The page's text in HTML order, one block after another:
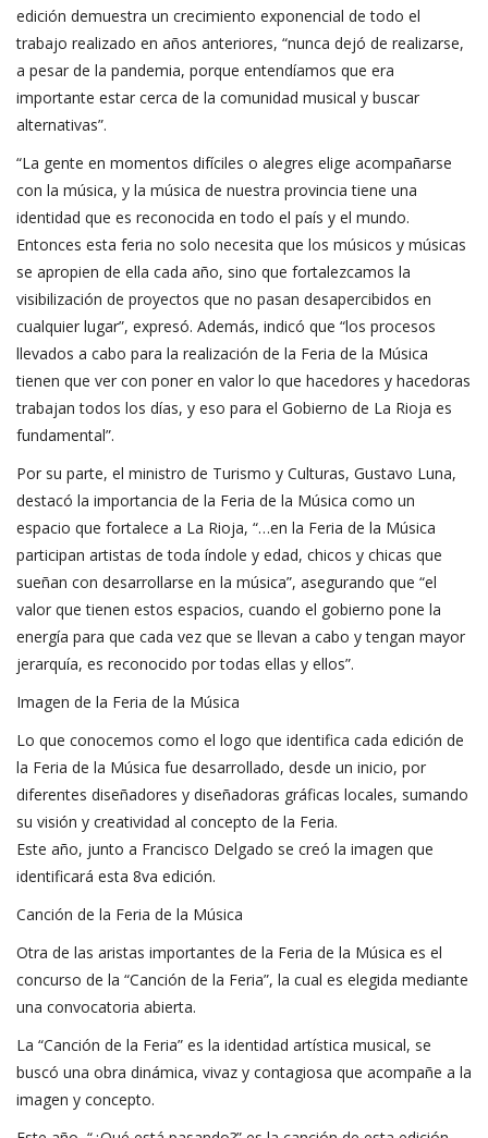
edición demuestra un crecimiento exponencial de todo el
trabajo realizado en años anteriores, “nunca dejó de realizarse,
a pesar de la pandemia, porque entendíamos que era
importante estar cerca de la comunidad musical y buscar
alternativas”.
“La gente en momentos difíciles o alegres elige acompañarse
con la música, y la música de nuestra provincia tiene una
identidad que es reconocida en todo el país y el mundo.
Entonces esta feria no solo necesita que los músicos y músicas
se apropien de ella cada año, sino que fortalezcamos la
visibilización de proyectos que no pasan desapercibidos en
cualquier lugar”, expresó. Además, indicó que “los procesos
llevados a cabo para la realización de la Feria de la Música
tienen que ver con poner en valor lo que hacedores y hacedoras
trabajan todos los días, y eso para el Gobierno de La Rioja es
fundamental”.
Por su parte, el ministro de Turismo y Culturas, Gustavo Luna,
destacó la importancia de la Feria de la Música como un
espacio que fortalece a La Rioja, “…en la Feria de la Música
participan artistas de toda índole y edad, chicos y chicas que
sueñan con desarrollarse en la música”, asegurando que “el
valor que tienen estos espacios, cuando el gobierno pone la
energía para que cada vez que se llevan a cabo y tengan mayor
jerarquía, es reconocido por todas ellas y ellos”.
Imagen de la Feria de la Música
Lo que conocemos como el logo que identifica cada edición de
la Feria de la Música fue desarrollado, desde un inicio, por
diferentes diseñadores y diseñadoras gráficas locales, sumando
su visión y creatividad al concepto de la Feria.
Este año, junto a Francisco Delgado se creó la imagen que
identificará esta 8va edición.
Canción de la Feria de la Música
Otra de las aristas importantes de la Feria de la Música es el
concurso de la “Canción de la Feria”, la cual es elegida mediante
una convocatoria abierta.
La “Canción de la Feria” es la identidad artística musical, se
buscó una obra dinámica, vivaz y contagiosa que acompañe a la
imagen y concepto.